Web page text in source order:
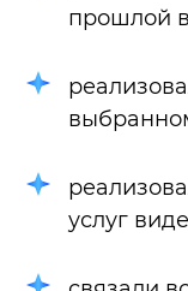
прошлой
услуг